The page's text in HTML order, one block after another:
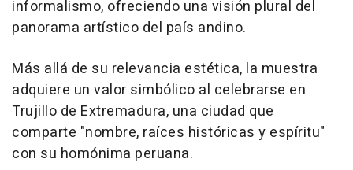
informalismo, ofreciendo una visión plural del
panorama artístico del país andino.
Más allá de su relevancia estética, la muestra
adquiere un valor simbólico al celebrarse en
Trujillo de Extremadura, una ciudad que
comparte "nombre, raíces históricas y espíritu"
con su homónima peruana.